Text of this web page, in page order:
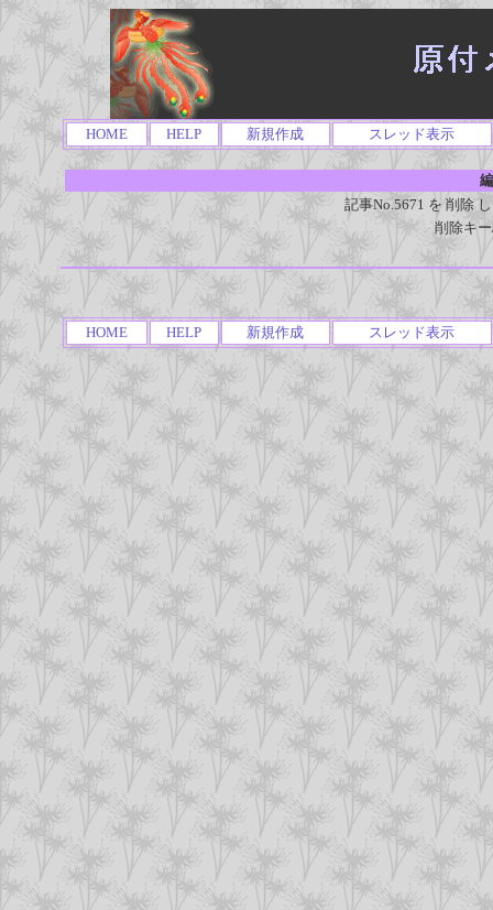
HOME HELP 新規作成 スレッド表示
記事No.5671 を 削除
削除キ
HOME HELP 新規作成 スレッド表示